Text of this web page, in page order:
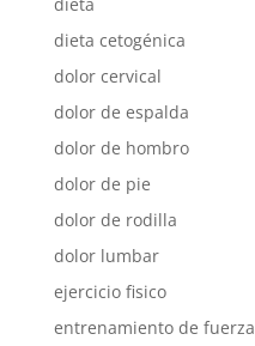
dieta cetogénica
dolor cervical
dolor de espalda
dolor de hombro
dolor de pie
dolor de rodilla
dolor lumbar
ejercicio fisico
entrenamiento de fuerza